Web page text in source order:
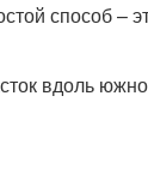
способ –
вдоль